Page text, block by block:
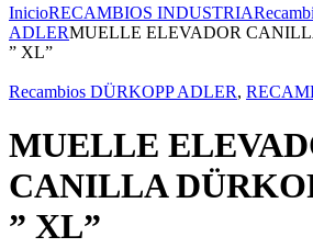
InicioRECAMBIOS INDUSTRIA
ADLERMUELLE ELEVADOR
” XL”
Recambios DÜRKOPP ADLER,
MUELLE
CANILLA
” XL”